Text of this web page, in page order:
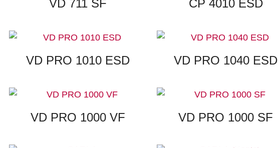
VD 711 SF CP 4010 ESD
VD PRO 1010 ESD VD PRO 1040 ESD
VD PRO 1000 VF VD PRO 1000 SF